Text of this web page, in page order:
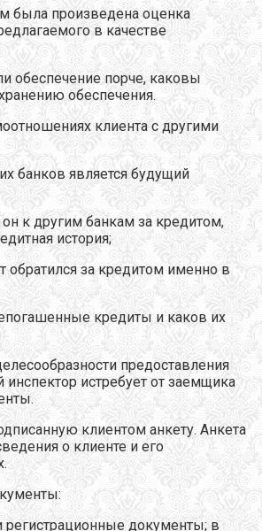
была произведена оценка
в качестве
обеспечение порче, каковы
обеспечения.
клиента с другими
банков является будущий
к другим банкам за кредитом,
история;
обратился за кредитом именно в
кредиты и каков их
предоставления
истребует от заемщика
клиентом анкету. Анкета
о клиенте и его
регистрационные документы; в